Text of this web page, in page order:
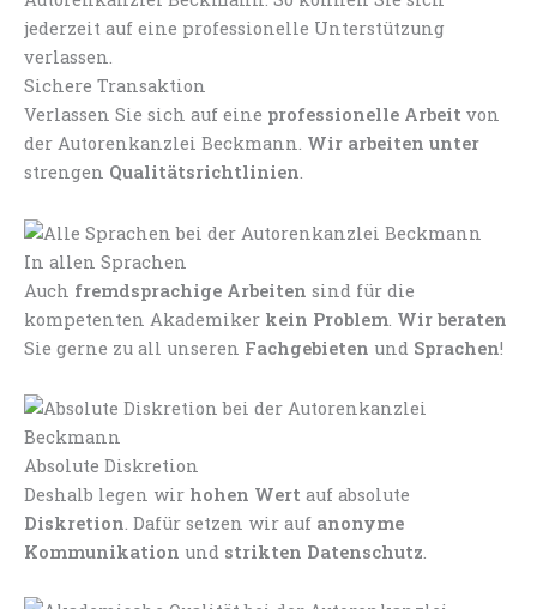
Sichere Transaktion
Verlassen Sie sich auf eine professionelle Arbeit von
der Autorenkanzlei Beckmann. Wir arbeiten unter
strengen Qualitätsrichtlinien.
In allen Sprachen
Auch fremdsprachige Arbeiten sind für die
kompetenten Akademiker kein Problem. Wir beraten
Sie gerne zu all unseren Fachgebieten und Sprachen!
Absolute Diskretion
Deshalb legen wir hohen Wert auf absolute
Diskretion . Dafür setzen wir auf anonyme
Kommunikation und strikten Datenschutz